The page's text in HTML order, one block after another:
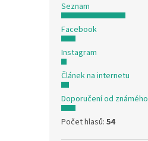
Seznam
Facebook
Instagram
Článek na internetu
Doporučení od známého
Počet hlasů: 54